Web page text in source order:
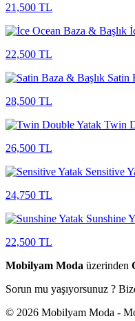
21,500 TL
22,500 TL
Satin
28,500 TL
Twin
26,500 TL
Sensitive
24,750 TL
Sunshine
22,500 TL
Mobilyam Moda üzerinden
Sorun mu yaşıyorsunuz ?
© 2026 Mobilyam Moda -